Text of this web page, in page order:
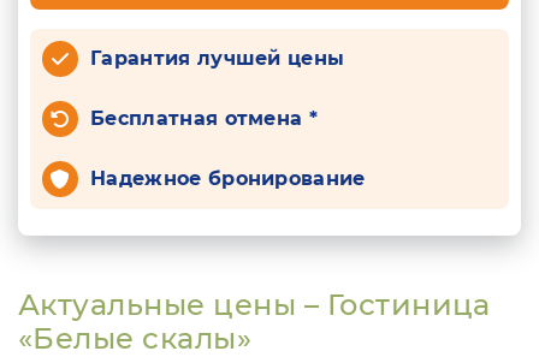
Гарантия лучшей цены
Бесплатная отмена *
Надежное бронирование
Актуальные цены – Гостиница
«Белые скалы»